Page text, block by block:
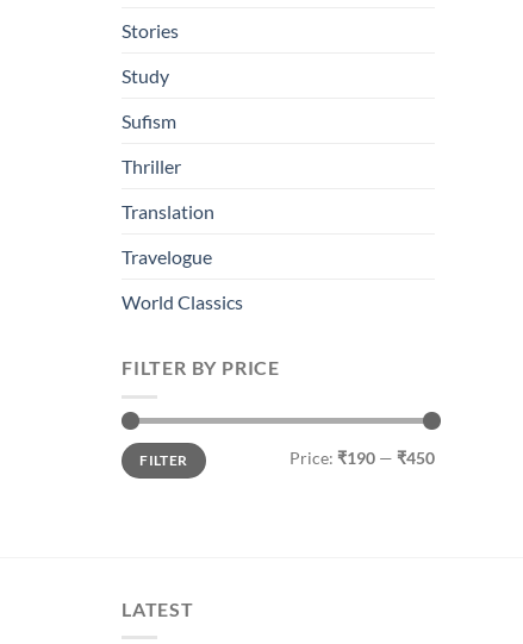
Stories
Study
Sufism
Thriller
Translation
Travelogue
World Classics
FILTER BY PRICE
Min
price
Max
priceFILTER Price: ₹190— ₹450
LATEST